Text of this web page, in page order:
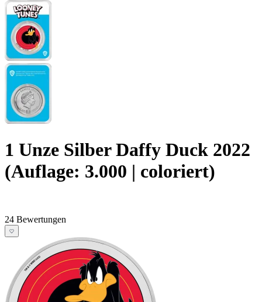
1 Unze Silber Daffy Duck 2022
(Auflage: 3.000 | coloriert)
24 Bewertungen